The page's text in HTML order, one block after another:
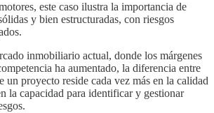
este caso ilustra la importancia de
y bien estructuradas, con riesgos
inmobiliario actual, donde los márgenes
ha aumentado, la diferencia entre
un proyecto reside cada vez más en la calidad
la capacidad para identificar y gestionar